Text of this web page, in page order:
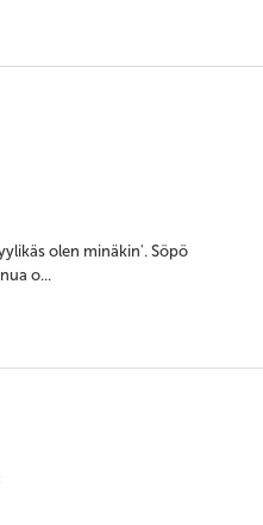
olen minäkin'. Söpö
o...